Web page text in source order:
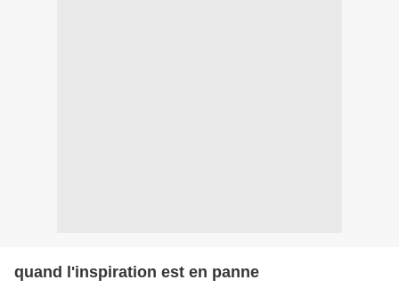
quand l'inspiration est en panne